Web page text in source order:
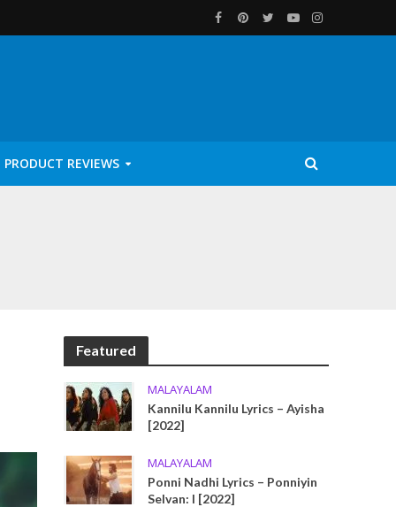
PRODUCT REVIEWS
Featured
MALAYALAM
Kannilu Kannilu Lyrics – Ayisha
[2022]
MALAYALAM
Ponni Nadhi Lyrics – Ponniyin
Selvan: I [2022]